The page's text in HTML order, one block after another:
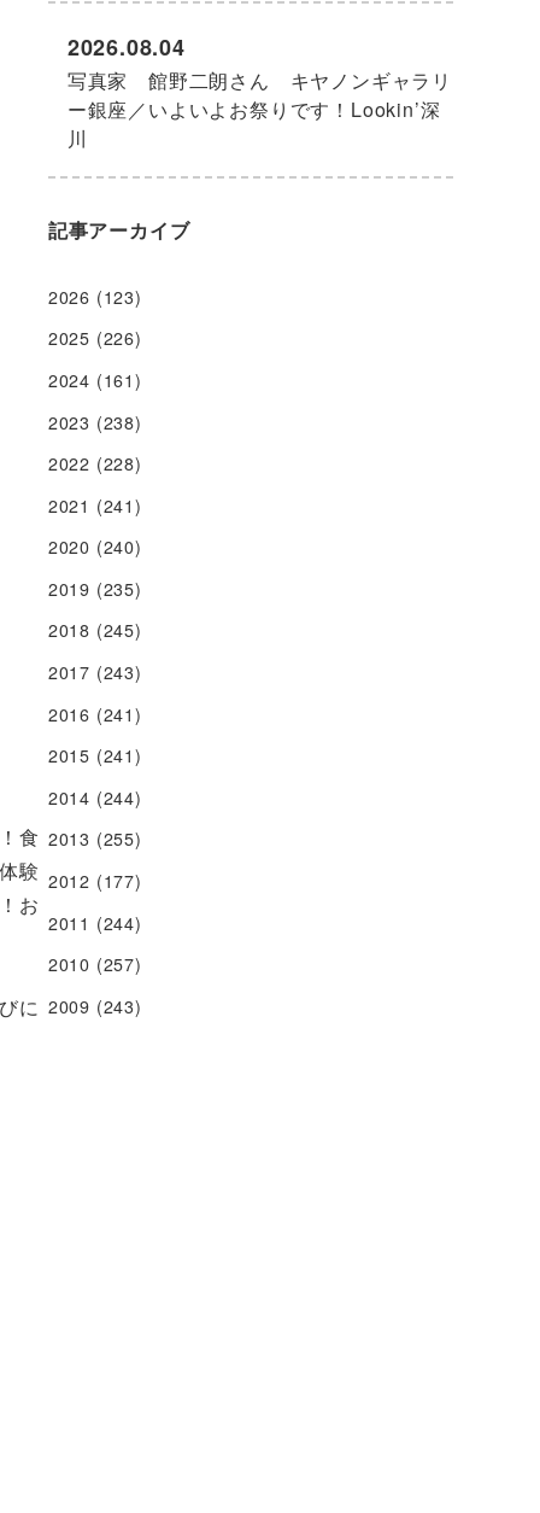
食
験
お
に
写真家 館野二朗さん キヤノンギャラリ
ー銀座／いよいよお祭りです！Lookin’深
川
2026.08.04
記事アーカイブ
2026 (123)
2025 (226)
2024 (161)
2023 (238)
2022 (228)
2021 (241)
2020 (240)
2019 (235)
2018 (245)
2017 (243)
2016 (241)
2015 (241)
2014 (244)
2013 (255)
2012 (177)
2011 (244)
2010 (257)
2009 (243)